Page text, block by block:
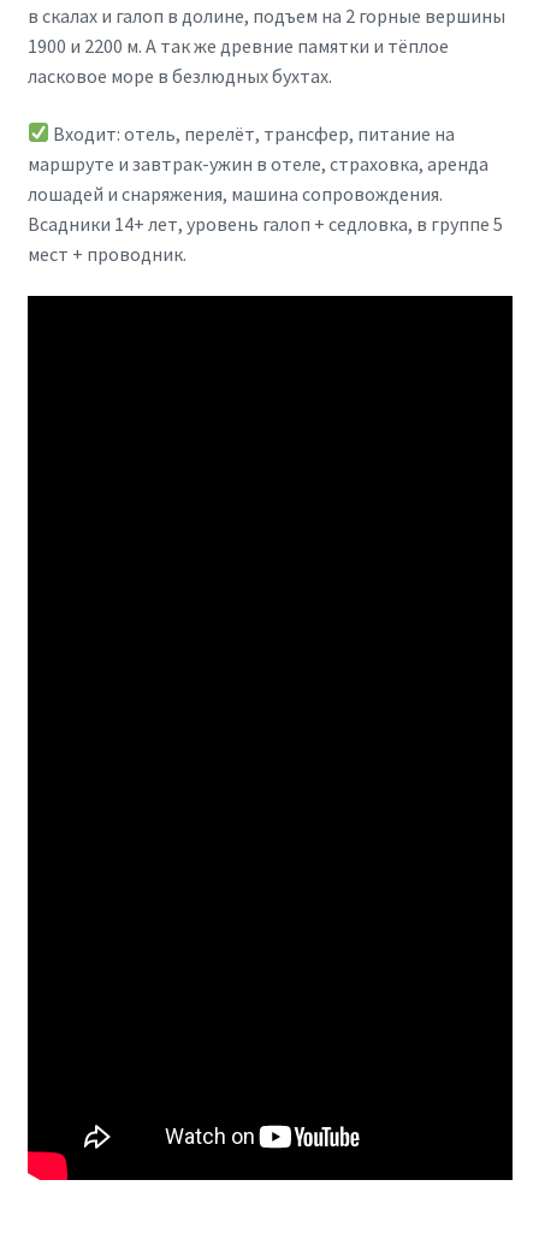
в скалах и галоп в долине, подъем на 2 горные вершины
1900 и 2200 м. А так же древние памятки и тёплое
ласковое море в безлюдных бухтах.
Входит: отель, перелёт, трансфер, питание на
маршруте и завтрак-ужин в отеле, страховка, аренда
лошадей и снаряжения, машина сопровождения.
Всадники 14+ лет, уровень галоп + седловка, в группе 5
мест + проводник.